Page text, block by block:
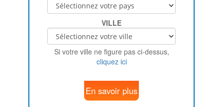
VILLE
Si votre ville ne figure pas ci-dessus,
cliquez ici
En savoir plus